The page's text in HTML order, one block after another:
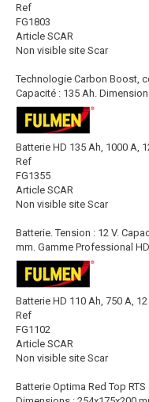
Ref
FG1803
Article SCAR
Non visible site Scar
Technologie Carbon Boost,
Capacité : 135 Ah.
Batterie HD 135 Ah, 1000 A,
Ref
FG1355
Article SCAR
Non visible site Scar
Batterie. Tension : 12 V.
mm. Gamme Professional
Batterie HD 110 Ah, 750 A, 12
Ref
FG1102
Article SCAR
Non visible site Scar
Batterie Optima Red Top